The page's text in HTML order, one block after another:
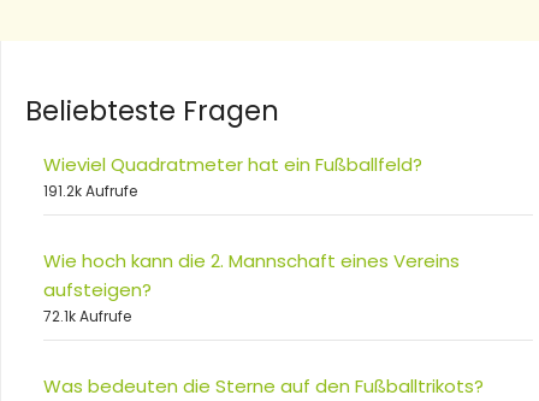
Beliebteste Fragen
Wieviel Quadratmeter hat ein Fußballfeld?
191.2k Aufrufe
Wie hoch kann die 2. Mannschaft eines Vereins
aufsteigen?
72.1k Aufrufe
Was bedeuten die Sterne auf den Fußballtrikots?